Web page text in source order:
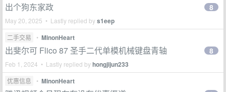
出个狗东家政
May 20, 2025 • Lastly replied bys1eep
8
二手交易 • MinonHeart
出斐尔可 Flico 87 圣手二代单模机械键盘青轴
Feb 1, 2024 • Lastly replied byhongjijun233
8
优惠信息 • MinonHeart